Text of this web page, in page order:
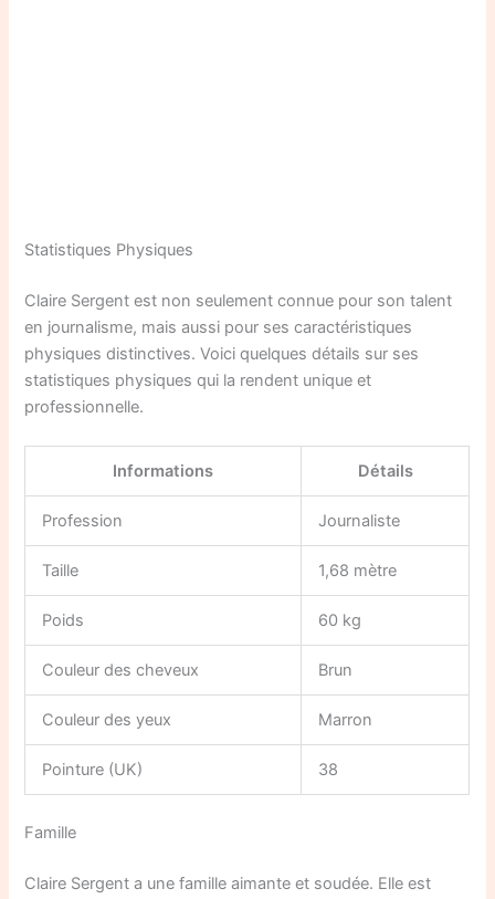
Statistiques Physiques
Claire Sergent est non seulement connue pour son talent
en journalisme, mais aussi pour ses caractéristiques
physiques distinctives. Voici quelques détails sur ses
statistiques physiques qui la rendent unique et
professionnelle.
Informations Détails
Profession Journaliste
Taille 1,68 mètre
Poids 60 kg
Couleur des cheveux Brun
Couleur des yeux Marron
Pointure (UK) 38
Famille
Claire Sergent a une famille aimante et soudée. Elle est